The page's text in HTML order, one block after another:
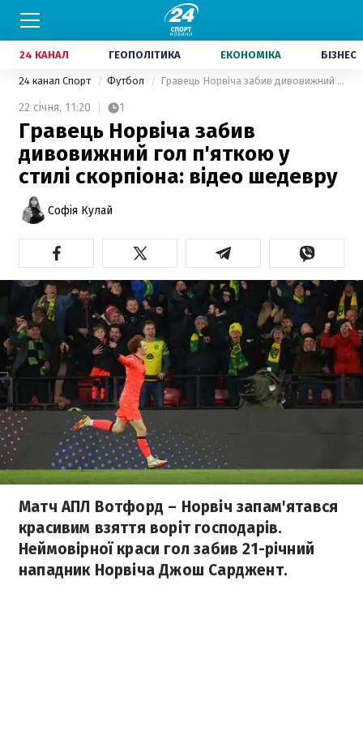
24 КАНАЛ ГЕОПОЛІТИКА ЕКОНОМІКА БІЗНЕС
24 канал Спорт Футбол Гравець Норвіча забив дивовижний гол п'яткою у стилі скорпіона: відео шедевру
22 січня, 11:20 1
Гравець Норвіча забив
дивовижний гол п'яткою у
стилі скорпіона: відео шедевру
Софія Кулай
Матч АПЛ Вотфорд – Норвіч запам'ятався
красивим взяття воріт господарів.
Неймовірної краси гол забив 21-річний
нападник Норвіча Джош Сарджент.